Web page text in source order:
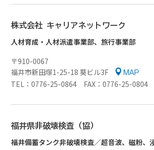
株式会社 キャリアネットワーク
人材育成・人材派遣事業部、旅行事業部
〒910-0067
福井市新田塚1-25-18 葵ビル3F
MAP
TEL：0776-25-0864 FAX：0776-25-0804
福井県非破壊検査（協）
福井備蓄タンク非破壊検査／超音波、磁粉、